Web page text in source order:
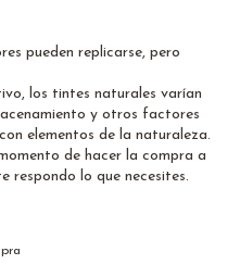
pueden replicarse, pero
los tintes naturales varían
y otros factores
elementos de la naturaleza.
de hacer la compra a
respondo lo que necesites.